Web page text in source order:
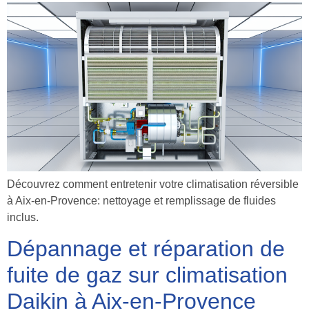
Découvrez comment entretenir votre climatisation réversible
à Aix-en-Provence: nettoyage et remplissage de fluides
inclus.
Dépannage et réparation de
fuite de gaz sur climatisation
Daikin à Aix-en-Provence